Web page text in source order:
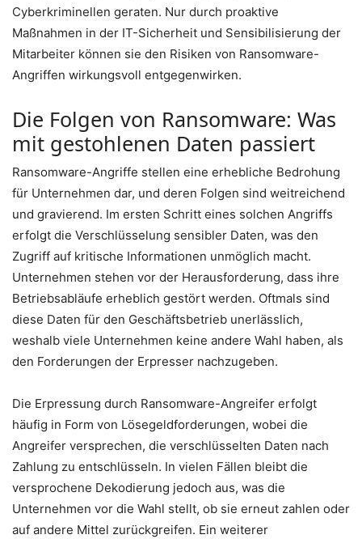
Cyberkriminellen geraten. Nur durch proaktive
Maßnahmen in der IT-Sicherheit und Sensibilisierung der
Mitarbeiter können sie den Risiken von Ransomware-
Angriffen wirkungsvoll entgegenwirken.
Die Folgen von Ransomware: Was
mit gestohlenen Daten passiert
Ransomware-Angriffe stellen eine erhebliche Bedrohung
für Unternehmen dar, und deren Folgen sind weitreichend
und gravierend. Im ersten Schritt eines solchen Angriffs
erfolgt die Verschlüsselung sensibler Daten, was den
Zugriff auf kritische Informationen unmöglich macht.
Unternehmen stehen vor der Herausforderung, dass ihre
Betriebsabläufe erheblich gestört werden. Oftmals sind
diese Daten für den Geschäftsbetrieb unerlässlich,
weshalb viele Unternehmen keine andere Wahl haben, als
den Forderungen der Erpresser nachzugeben.
Die Erpressung durch Ransomware-Angreifer erfolgt
häufig in Form von Lösegeldforderungen, wobei die
Angreifer versprechen, die verschlüsselten Daten nach
Zahlung zu entschlüsseln. In vielen Fällen bleibt die
versprochene Dekodierung jedoch aus, was die
Unternehmen vor die Wahl stellt, ob sie erneut zahlen oder
auf andere Mittel zurückgreifen. Ein weiterer